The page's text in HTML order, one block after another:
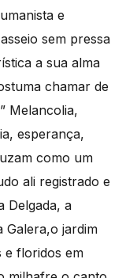
e
sem pressa
a sua alma
chamar de
Melancolia,
esperança,
como um
ali registrado e
Delgada, a
Galera,o jardim
e floridos em